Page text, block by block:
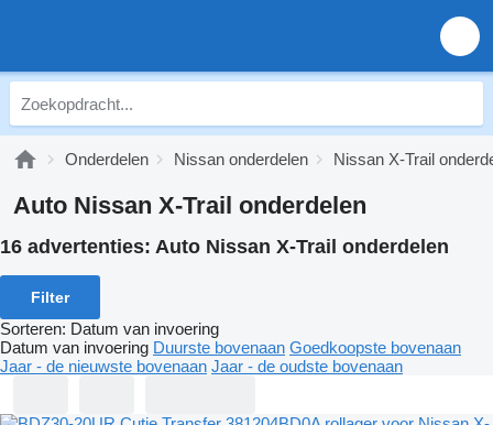
Onderdelen Nissan onderdelen Nissan X-Trail
Auto Nissan X-Trail onderdelen
16 advertenties: Auto Nissan X-Trail onderdelen
Filter
Sorteren: Datum van invoering
Datum van invoering Duurste bovenaan Goedkoopste bovenaan
Jaar - de nieuwste bovenaan Jaar - de oudste bovenaan